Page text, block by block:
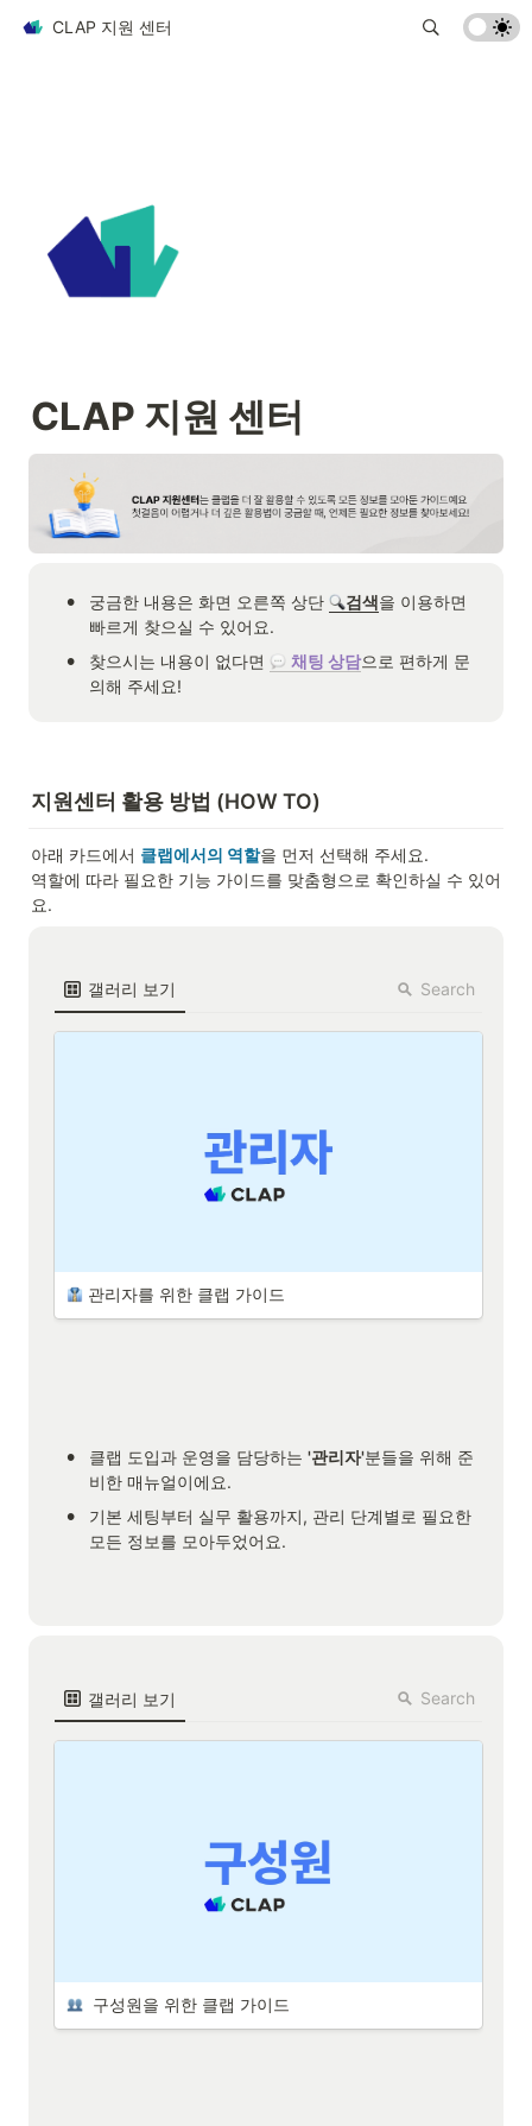
CLAP 지원 센터
CLAP 지원 센터
• 궁금한 내용은 화면 오른쪽 상단 검색을 이용하면
빠르게 찾으실 수 있어요.
• 찾으시는 내용이 없다면 채팅 상담으로 편하게 문
의해 주세요!
지원센터 활용 방법 (HOW TO)
아래 카드에서 클랩에서의 역할을 먼저 선택해 주세요.
역할에 따라 필요한 기능 가이드를 맞춤형으로 확인하실 수 있어
요.
갤러리 보기 Search
관리자를 위한 클랩 가이드
• 클랩 도입과 운영을 담당하는 '관리자'분들을 위해 준
비한 매뉴얼이에요.
•
기본 세팅부터 실무 활용까지, 관리 단계별로 필요한
모든 정보를 모아두었어요.
갤러리 보기 Search
  구성원을 위한 클랩 가이드